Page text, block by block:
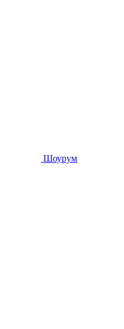
Шоурум